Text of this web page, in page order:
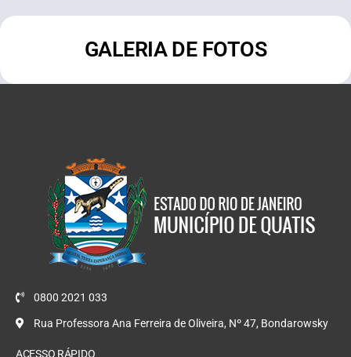
GALERIA DE FOTOS
0800 2021 033
Rua Professora Ana Ferreira de Oliveira, Nº 47, Bondarowsky
ACESSO RÁPIDO